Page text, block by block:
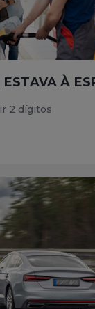
À
2 dígitos